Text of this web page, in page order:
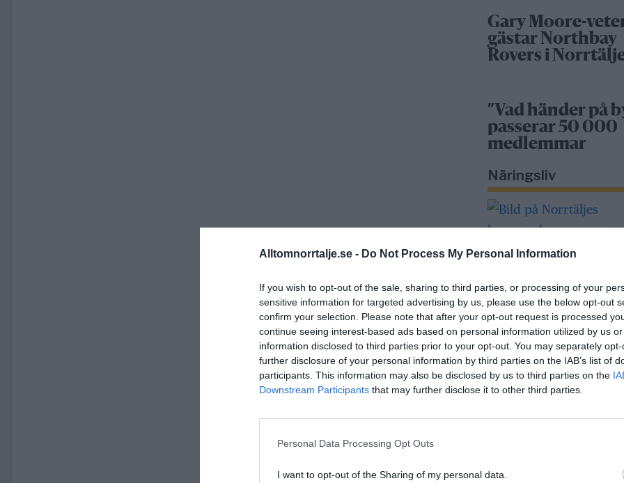
Alltomnorrtalje.se - Do Not Process My Personal Information
If you wish to opt-out of the sale, sharing to third parties, or processing of your
sensitive information for targeted advertising by us, please use the below opt-out
confirm your selection. Please note that after your opt-out request is processed
continue seeing interest-based ads based on personal information utilized by us
information disclosed to third parties prior to your opt-out. You may separately
further disclosure of your personal information by third parties on the IAB’s list of
participants. This information may also be disclosed by us to third parties on the
Downstream Participants that may further disclose it to other third parties.
Personal Data Processing Opt Outs
I want to opt-out of the Sharing of my personal data.
Gary Moore-
gästar Northbay
Rovers i
”Vad händer på
passerar 50 000
medlemmar
Näringsliv
Så många är
Norrtälje
comeback – tar